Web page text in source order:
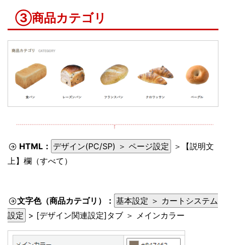
③商品カテゴリ
HTML： デザイン(PC/SP) ＞ ページ設定
＞【説明文
上】欄（すべて）
文字色（商品カテゴリ）： 基本設定 ＞ カートシステム
設定 > [デザイン関連設定]タブ ＞ メインカラー